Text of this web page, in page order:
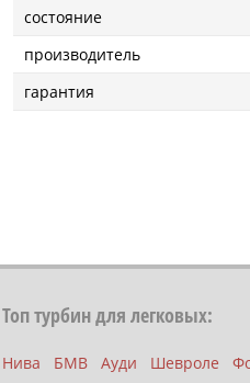
состояние
производитель
гарантия
Топ турбин для легковых:
Нива БМВ Ауди Шевроле